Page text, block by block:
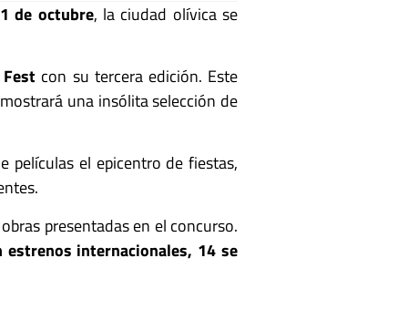
de octubre, la ciudad olívica se
con su tercera edición. Este
una insólita selección de
películas el epicentro de fiestas,
presentadas en el concurso.
estrenos internacionales, 14 se